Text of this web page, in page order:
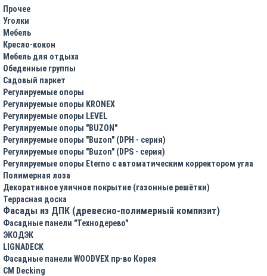
Прочее
Уголки
Мебель
Кресло-кокон
Мебель для отдыха
Обеденные группы
Садовый паркет
Регулируемые опоры
Регулируемые опоры KRONEX
Регулируемые опоры LEVEL
Регулируемые опоры "BUZON"
Регулируемые опоры "Buzon" (DPH - серия)
Регулируемые опоры "Buzon" (DPS - серия)
Регулируемые опоры Eterno с автоматическим корректором угла
Полимерная лоза
Декоративное уличное покрытие (газонные решётки)
Террасная доска
Фасады из ДПК (древесно-полимерный компизит)
Фасадные панели "Технодерево"
ЭКОДЭК
LIGNADECK
Фасадные панели WOODVEX пр-во Корея
CM Decking